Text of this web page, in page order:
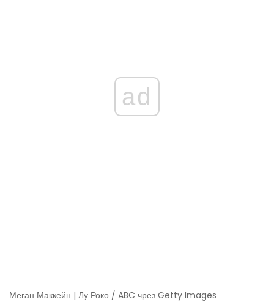
ad
Меган Маккейн | Лу Роко / ABC чрез Getty Images